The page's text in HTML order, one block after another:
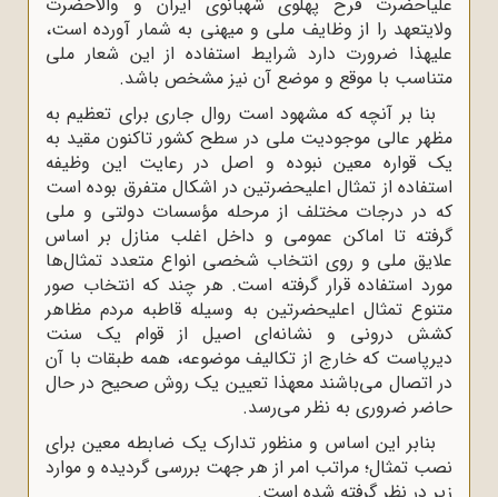
ولایتعهد را از وظایف ملی و میهنی به شمار آورده است،
علیهذا ضرورت دارد شرایط استفاده از این شعار ملی
متناسب با موقع و موضع آن نیز مشخص باشد.
بنا بر آنچه که مشهود است روال جاری برای تعظیم به
مظهر عالی موجودیت ملی در سطح کشور تاکنون مقید به
یک قواره معین نبوده و اصل در رعایت این وظیفه
استفاده از تمثال اعلیحضرتین در اشکال متفرق بوده است
که در درجات مختلف از مرحله مؤسسات دولتی و ملی
گرفته تا اماکن عمومی و داخل اغلب منازل بر اساس
علایق ملی و روی انتخاب شخصی انواع متعدد تمثال‌ها
مورد استفاده قرار گرفته است. هر چند که انتخاب صور
متنوع تمثال اعلیحضرتین به وسیله قاطبه مردم مظاهر
کشش درونی و نشانه‌ای اصیل از قوام یک سنت
دیرپاست که خارج از تکالیف موضوعه، همه طبقات با آن
در اتصال می‌باشند معهذا تعیین یک روش صحیح در حال
حاضر ضروری به نظر می‌رسد.
بنابر این اساس و منظور تدارک یک ضابطه معین برای
نصب تمثال؛ مراتب امر از هر جهت بررسی گردیده و موارد